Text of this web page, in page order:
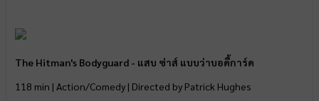
The Hitman's Bodyguard - แสบ ซ่าส์ แบบว่าบอดี้การ์ด
118 min | Action/Comedy | Directed by Patrick Hughes